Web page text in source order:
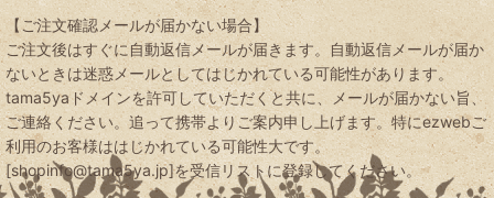
特殊肥料
微生物資材
堆肥
特価品・見切り品
送料無料の商品
沖縄県・離島も送料無料
有機JAS適合資材
【ご注文確認メールが届かない場合】
ご注文後はすぐに自動返信メールが届きます。自動返信メールが届か
ないときは迷惑メールとしてはじかれている可能性があります。
tama5yaドメインを許可していただくと共に、メールが届かない旨、
ご連絡ください。追って携帯よりご案内申し上げます。特にezwebご
利用のお客様ははじかれている可能性大です。
[shopinfo@tama5ya.jp]を受信リストに登録してください。